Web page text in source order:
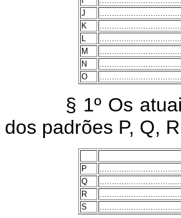
J
K
M
N
O
§ 1º Os
dos padrões P, Q,
P
Q
R
S